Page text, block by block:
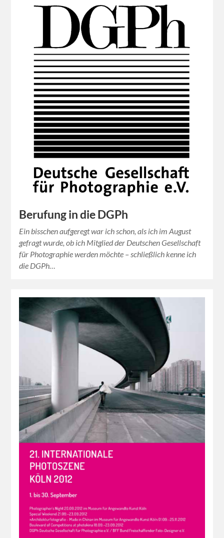
Berufung in die DGPh
Ein bisschen aufgeregt war ich schon, als ich im August
gefragt wurde, ob ich Mitglied der Deutschen Gesellschaft
für Photographie werden möchte – schließlich kenne ich
die DGPh…